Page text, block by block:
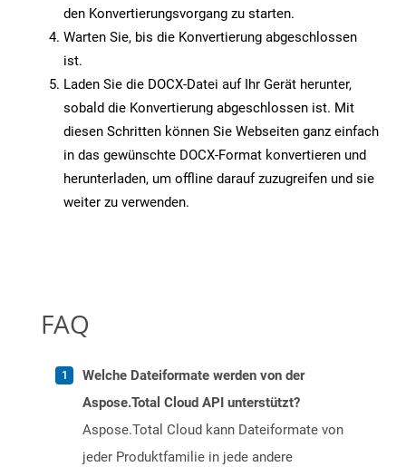
den Konvertierungsvorgang zu starten.
Warten Sie, bis die Konvertierung abgeschlossen
ist.
Laden Sie die DOCX-Datei auf Ihr Gerät herunter,
sobald die Konvertierung abgeschlossen ist. Mit
diesen Schritten können Sie Webseiten ganz einfach
in das gewünschte DOCX-Format konvertieren und
herunterladen, um offline darauf zuzugreifen und sie
weiter zu verwenden.
FAQ
Welche Dateiformate werden von der
Aspose.Total Cloud API unterstützt?
Aspose.Total Cloud kann Dateiformate von
jeder Produktfamilie in jede andere